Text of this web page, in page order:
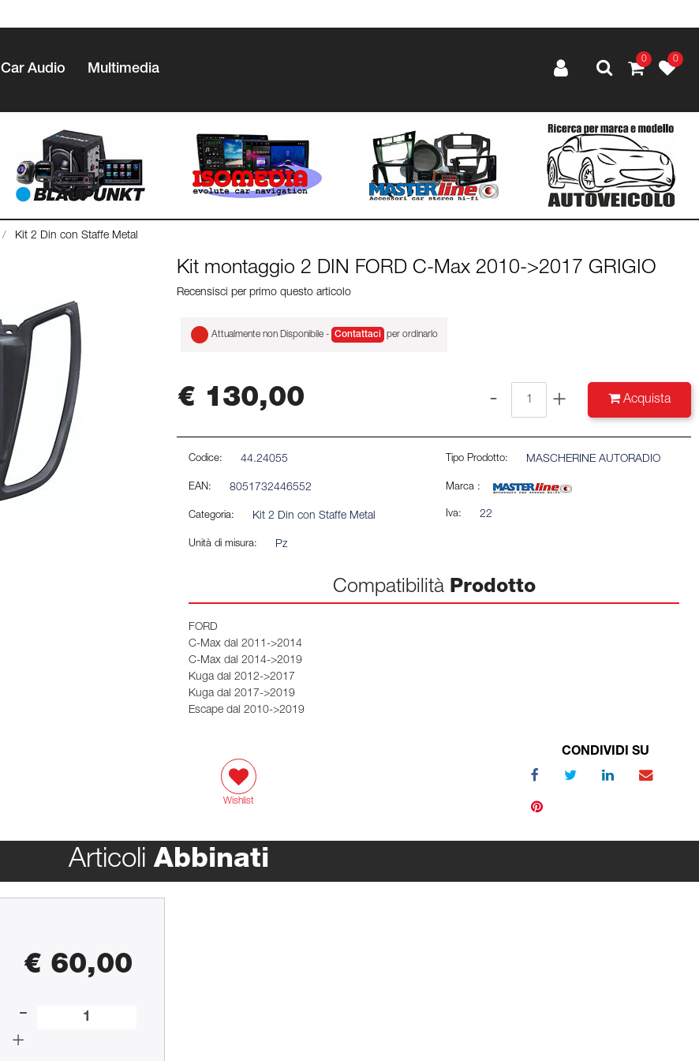
Car Audio Multimedia
0 0
Kit 2 Din con Staffe Metal
Kit montaggio 2 DIN FORD C-Max 2010->2017 GRIGIO
Recensisci per primo questo articolo
Attualmente non Disponibile - Contattaci per ordinarlo
€ 130,00 Acquista
Codice: 44.24055
EAN: 8051732446552
Categoria: Kit 2 Din con Staffe Metal
Unità di misura: Pz
Tipo Prodotto: MASCHERINE AUTORADIO
Marca :
Iva: 22
Compatibilità Prodotto
FORD
C-Max dal 2011->2014
C-Max dal 2014->2019
Kuga dal 2012->2017
Kuga dal 2017->2019
Escape dal 2010->2019
Wishlist
CONDIVIDI SU
ArticoliAbbinati
€ 60,00